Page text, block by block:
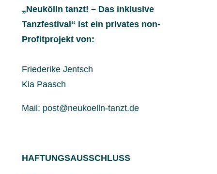
„Neukölln tanzt! – Das inklusive
Tanzfestival“ ist ein privates non-
Profitprojekt von:
Friederike Jentsch
Kia Paasch
Mail: post@neukoelln-tanzt.de
HAFTUNGSAUSSCHLUSS